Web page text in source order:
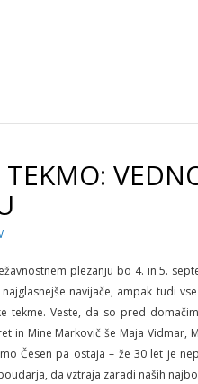
TEKMO:
plezanju bo 4. in 5.
navijače, ampak tudi
tekme. Veste, da so pred
in Mine Markovič še Maja Vidmar,
Česen pa ostaja – že 30 let je
da vztraja zaradi naših